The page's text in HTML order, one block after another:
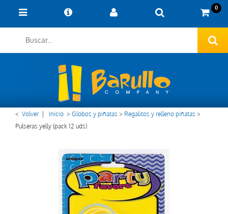
0
< Volver Inicio >Globos y piñatas > Regalitos y relleno piñatas >
Pulseras yelly (pack 12 uds)